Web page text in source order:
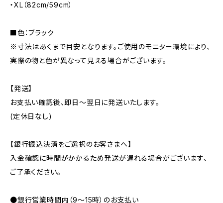
・XL（82cm/59cm）
■色：ブラック
※寸法はあくまで目安となります。ご使用のモニター環境により、
実際の物と色が異なって見える場合がございます。
【発送】
お支払い確認後、即日〜翌日に発送いたします。
(定休日なし)
【銀行振込決済をご選択のお客さまへ】
入金確認に時間がかかるため発送が遅れる場合がございます、
ご了承ください。
●銀行営業時間内（9〜15時）のお支払い